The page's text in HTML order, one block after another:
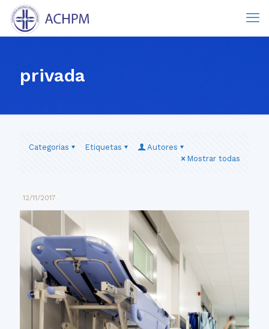
privada
Categorias Etiquetas
Autores
Mostrar todas
12/11/2017